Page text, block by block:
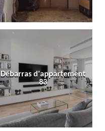
Débarras d'appartement
83